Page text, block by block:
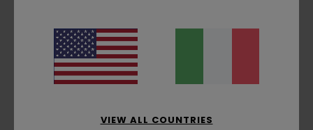
VIEW ALL COUNTRIES